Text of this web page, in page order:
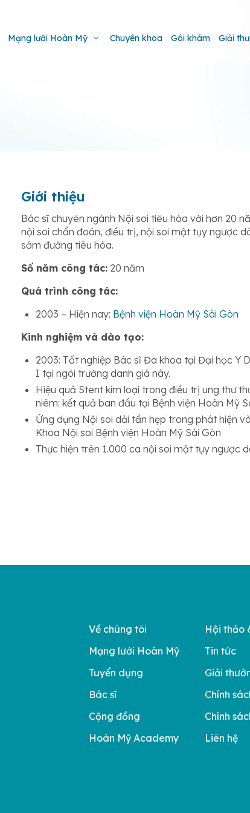
Mạng lưới Hoàn Mỹ Chuyên khoa Gói khám Giải
Giới thiệu
Bác sĩ chuyên ngành Nội soi tiêu hóa với hơn 20
nội soi chẩn đoán, điều trị, nội soi mật tụy ngược
sớm đường tiêu hóa.
Số năm công tác: 20 năm
Quá trình công tác:
2003 – Hiện nay: Bệnh viện Hoàn Mỹ Sài Gòn
Kinh nghiệm và dào tạo:
2003: Tốt nghiệp Bác sĩ Đa khoa tại Đại học Y
I tại ngôi trường danh giá này.
Hiệu quả Stent kim loại trong điều trị ung thư
niêm: kết quả ban đầu tại Bệnh viện Hoàn Mỹ
Ứng dụng Nội soi dải tần hẹp trong phát hiện
Khoa Nội soi Bệnh viện Hoàn Mỹ Sài Gòn
Thực hiện trên 1.000 ca nội soi mật tụy ngược
Về chúng tôi
Mạng lưới Hoàn Mỹ
Tuyển dụng
Bác sĩ
Cộng đồng
Hoàn Mỹ Academy
Hội thảo
Tin tức
Giải
Chính
Chính
Liên hệ